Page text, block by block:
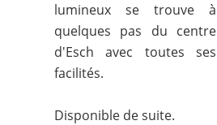
lumineux se trouve à
quelques pas du centre
d'Esch avec toutes ses
facilités.
Disponible de suite.